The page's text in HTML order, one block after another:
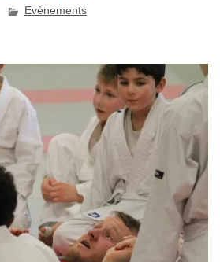
Evènements